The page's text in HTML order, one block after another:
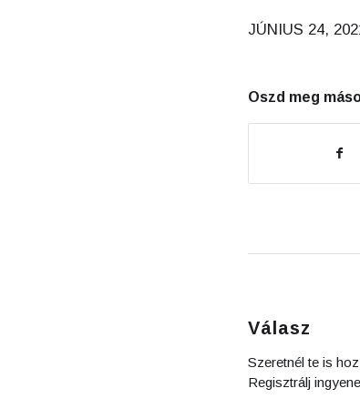
JÚNIUS 24,
Oszd meg
Válasz
Szeretnél te is
Regisztrálj